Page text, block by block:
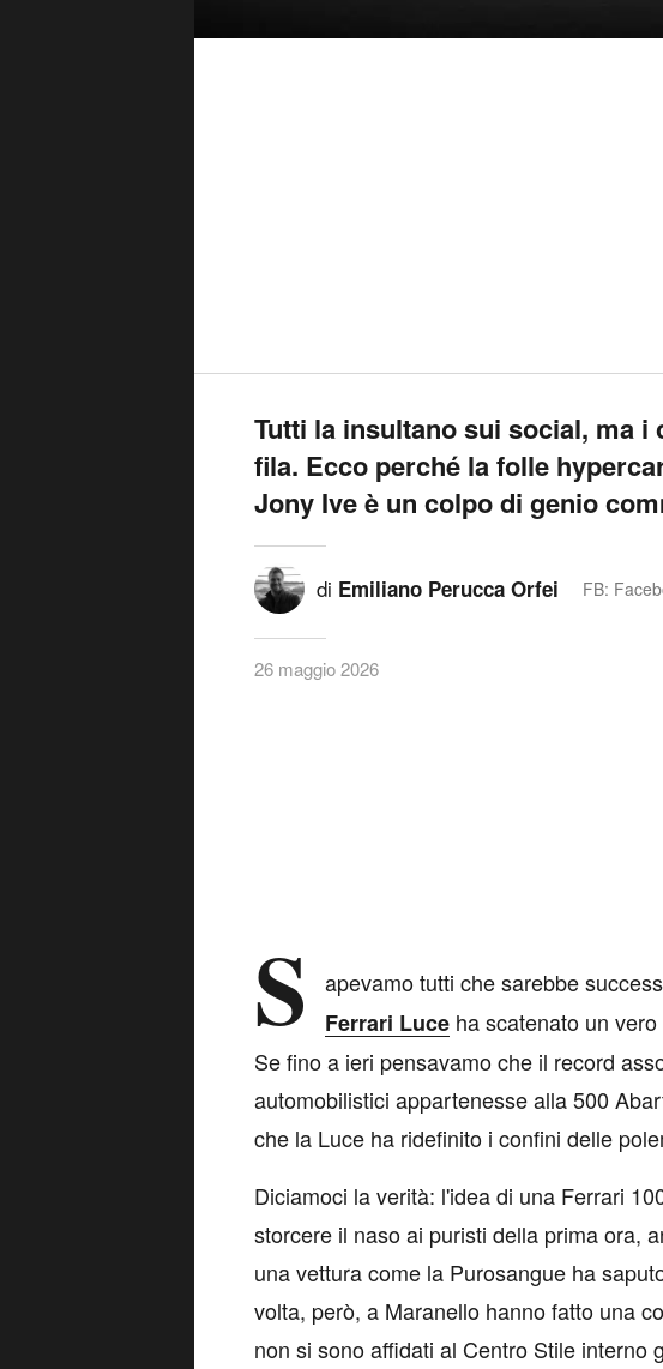
Tutti la insultano sui social, ma
fila. Ecco perché la folle
Jony Ive è un colpo di genio
di Emiliano Perucca Orfei FB:
26 maggio 2026
S apevamo tutti che sarebbe
Ferrari Luce ha scatenato un
Se fino a ieri pensavamo che il record
automobilistici appartenesse alla 500
che la Luce ha ridefinito i confini delle
Diciamoci la verità: l'idea di una Ferrari
storcere il naso ai puristi della prima ora,
una vettura come la Purosangue ha
volta, però, a Maranello hanno fatto una
non si sono affidati al Centro Stile interno